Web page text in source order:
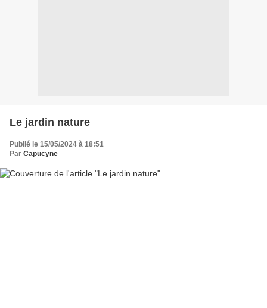
Le jardin nature
Publié le 15/05/2024 à 18:51
Par Capucyne